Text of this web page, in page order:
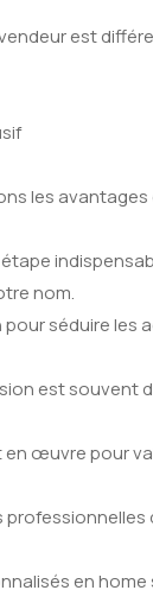
est
les
nom.
séduire les
est souvent
œuvre pour
en